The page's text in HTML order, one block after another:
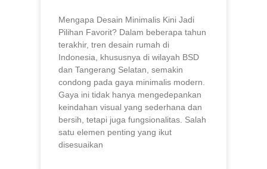
Mengapa Desain Minimalis Kini Jadi
Pilihan Favorit? Dalam beberapa tahun
terakhir, tren desain rumah di
Indonesia, khususnya di wilayah BSD
dan Tangerang Selatan, semakin
condong pada gaya minimalis modern.
Gaya ini tidak hanya mengedepankan
keindahan visual yang sederhana dan
bersih, tetapi juga fungsionalitas. Salah
satu elemen penting yang ikut
disesuaikan